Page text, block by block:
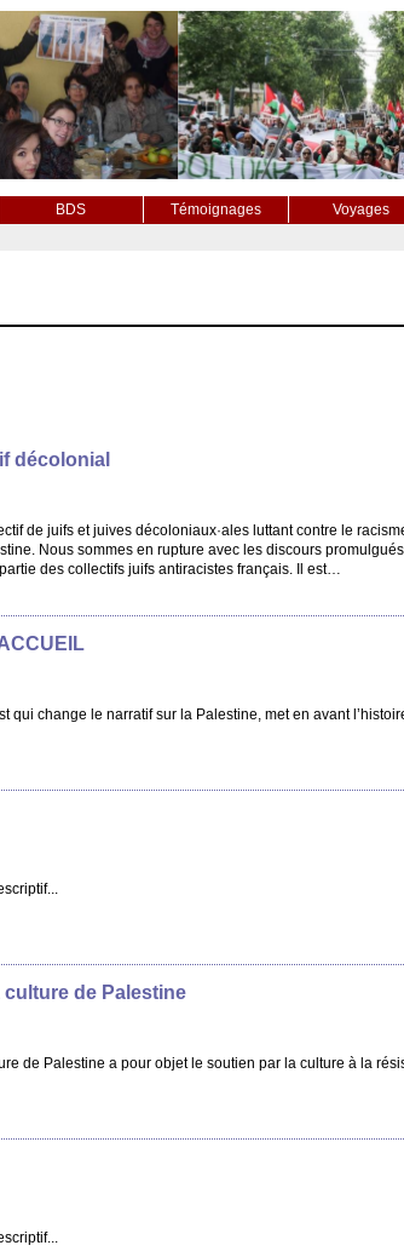
BDS Témoignages Voyages
décolonial
de juifs et juives décoloniaux·ales luttant contre le
Nous sommes en rupture avec les discours
des collectifs juifs antiracistes français. Il est…
qui change le narratif sur la Palestine, met en avant
de Palestine
de Palestine a pour objet le soutien par la culture à la